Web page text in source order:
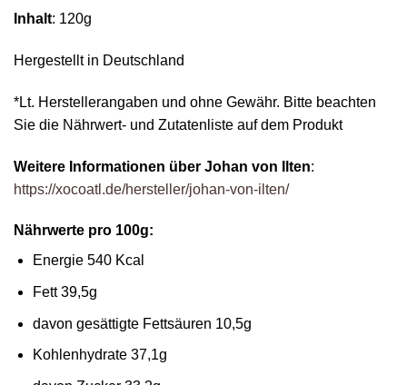
Inhalt: 120g
Hergestellt in Deutschland
*Lt. Herstellerangaben und ohne Gewähr. Bitte beachten
Sie die Nährwert- und Zutatenliste auf dem Produkt
Weitere Informationen über Johan von Ilten:
https://xocoatl.de/hersteller/johan-von-ilten/
Nährwerte pro 100g:
Energie 540 Kcal
Fett 39,5g
davon gesättigte Fettsäuren 10,5g
Kohlenhydrate 37,1g